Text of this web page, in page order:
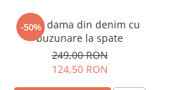
-50%
Blugi dama din denim cu
buzunare la spate
249,00 RON
124,50 RON